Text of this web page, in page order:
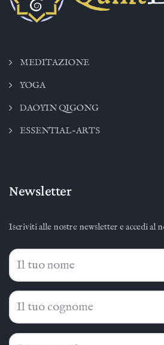
MEDITAZIONE
YOGA
DAOYIN QIGONG
ESSENTIAL-ARTS
Newsletter
Iscriviti alle nostre newsletter e accedi al